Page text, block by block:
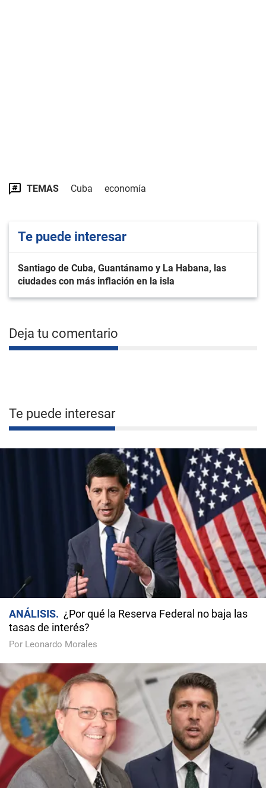
TEMAS Cuba economía
Te puede interesar
Santiago de Cuba, Guantánamo y La Habana, las
ciudades con más inflación en la isla
Deja tu comentario
Te puede interesar
ANÁLISIS
¿Por qué la Reserva Federal no baja las
tasas de interés?
Por Leonardo Morales